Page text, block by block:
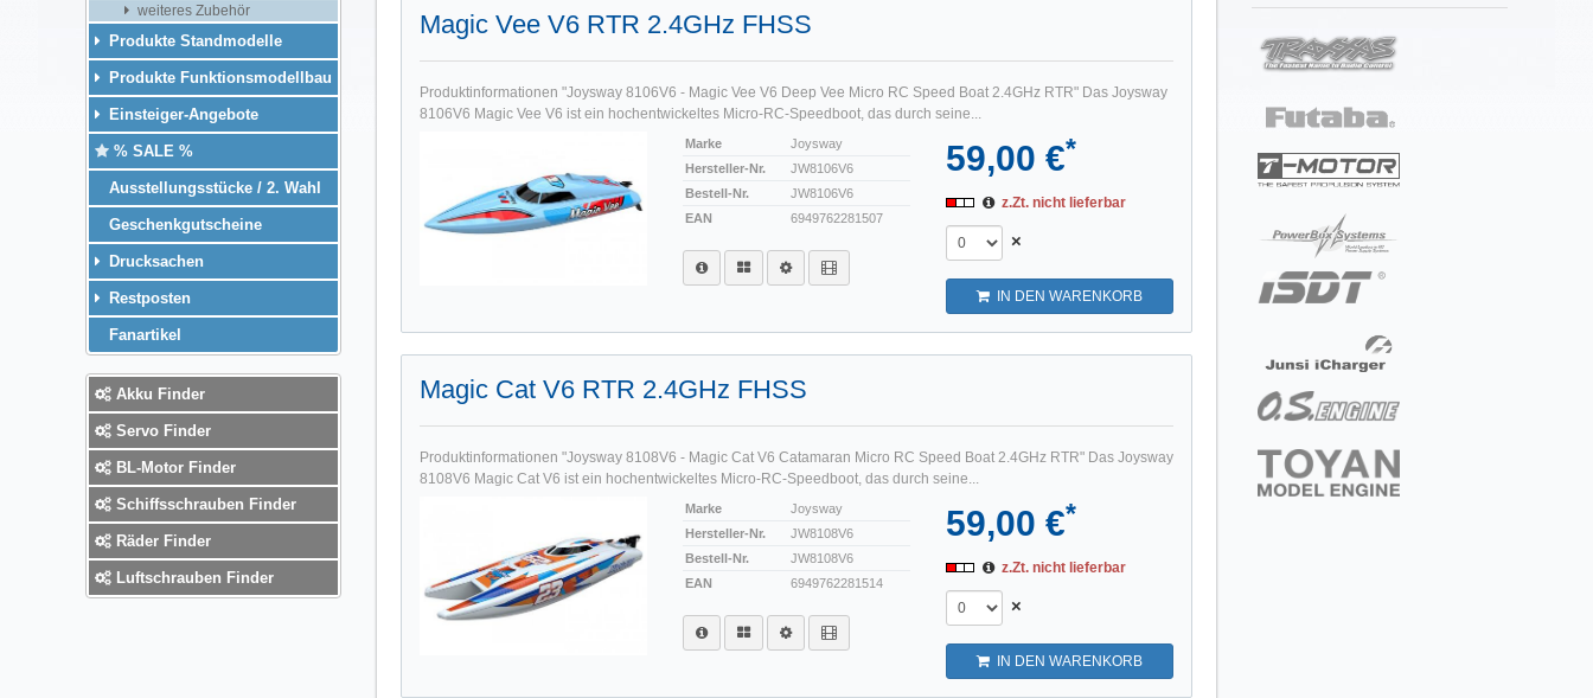
Magic Vee V6 RTR 2.4GHz FHSS
Produktinformationen "Joysway 8106V6 - Magic Vee V6 Deep Vee Micro RC Speed Boat 2.4GHz RTR" Das Joysway
8106V6 Magic Vee V6 ist ein hochentwickeltes Micro-RC-Speedboot, das durch seine...
Marke
Joysway
Hersteller-Nr.
JW8106V6
Bestell-Nr.
JW8106V6
EAN
6949762281507
59,00 €*
z.Zt. nicht lieferbar
×
IN DEN WARENKORB
Magic Cat V6 RTR 2.4GHz FHSS
Produktinformationen "Joysway 8108V6 - Magic Cat V6 Catamaran Micro RC Speed Boat 2.4GHz RTR" Das Joysway
8108V6 Magic Cat V6 ist ein hochentwickeltes Micro-RC-Speedboot, das durch seine...
Marke
Joysway
Hersteller-Nr.
JW8108V6
Bestell-Nr.
JW8108V6
EAN
6949762281514
59,00 €*
z.Zt. nicht lieferbar
×
IN DEN WARENKORB
weiteres Zubehör
Produkte Standmodelle
Produkte Funktionsmodellbau
Einsteiger-Angebote
% SALE %
Ausstellungsstücke / 2. Wahl
Geschenkgutscheine
Drucksachen
Restposten
Fanartikel
Akku Finder
Servo Finder
BL-Motor Finder
Schiffsschrauben Finder
Räder Finder
Luftschrauben Finder